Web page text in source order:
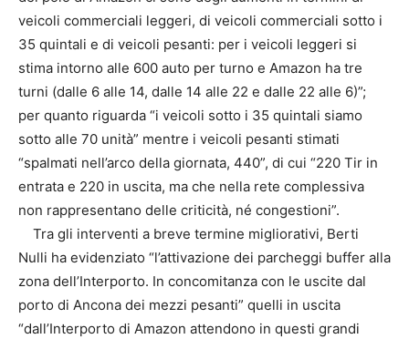
veicoli commerciali leggeri, di veicoli commerciali sotto i
35 quintali e di veicoli pesanti: per i veicoli leggeri si
stima intorno alle 600 auto per turno e Amazon ha tre
turni (dalle 6 alle 14, dalle 14 alle 22 e dalle 22 alle 6)”;
per quanto riguarda “i veicoli sotto i 35 quintali siamo
sotto alle 70 unità” mentre i veicoli pesanti stimati
“spalmati nell’arco della giornata, 440”, di cui “220 Tir in
entrata e 220 in uscita, ma che nella rete complessiva
non rappresentano delle criticità, né congestioni”.
Tra gli interventi a breve termine migliorativi, Berti
Nulli ha evidenziato “l’attivazione dei parcheggi buffer alla
zona dell’Interporto. In concomitanza con le uscite dal
porto di Ancona dei mezzi pesanti” quelli in uscita
“dall’Interporto di Amazon attendono in questi grandi